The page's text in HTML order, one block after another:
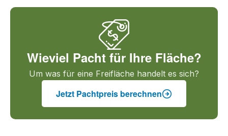
Wieviel Pacht für Ihre Fläche?
Um was für eine Freifläche handelt es sich?
Jetzt Pachtpreis berechnen